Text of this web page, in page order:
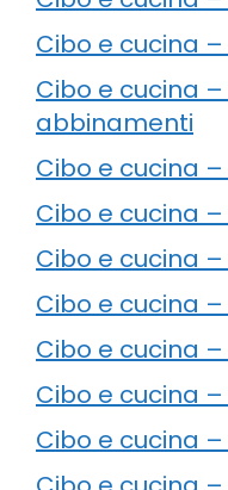
Cibo e cucina
Cibo e cucina
abbinamenti
Cibo e cucina
Cibo e cucina
Cibo e cucina
Cibo e cucina
Cibo e cucina
Cibo e cucina
Cibo e cucina